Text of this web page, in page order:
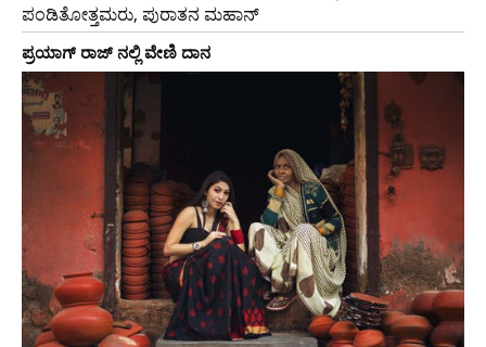
ಪಂಡಿತೋತ್ತಮರು, ಪುರಾತನ ಮಹಾನ್
ಪ್ರಯಾಗ್ ರಾಜ್ ನಲ್ಲಿ ವೇಣಿ ದಾನ